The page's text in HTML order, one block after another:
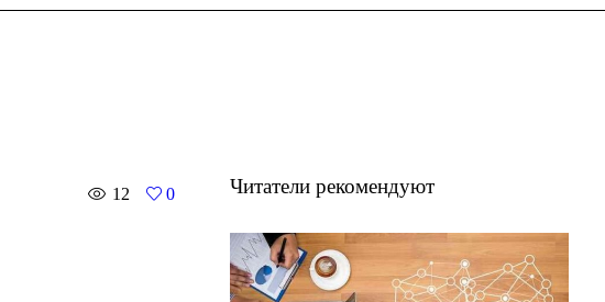
12
0
Читатели рекомендуют